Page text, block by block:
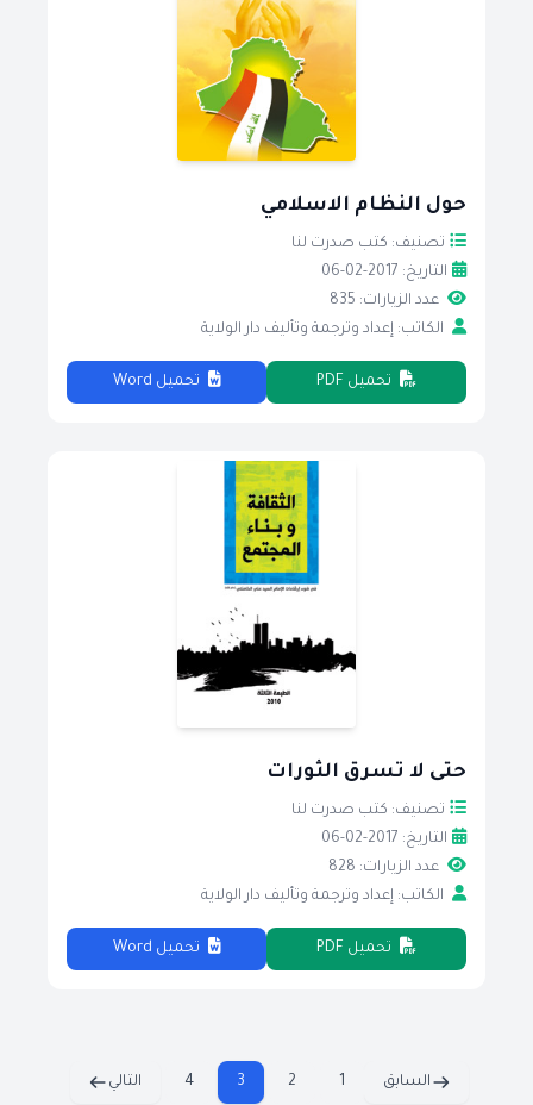
حول النظام الاسلامي
تصنيف: كتب صدرت لنا
التاريخ: 2017-02-06
عدد الزيارات: 835
الكاتب: إعداد وترجمة وتأليف دار الولاية
تحميل PDF تحميل Word
حتى لا تسرق الثورات
تصنيف: كتب صدرت لنا
التاريخ: 2017-02-06
عدد الزيارات: 828
الكاتب: إعداد وترجمة وتأليف دار الولاية
تحميل PDF تحميل Word
السابق 1
2
3
4 التالي